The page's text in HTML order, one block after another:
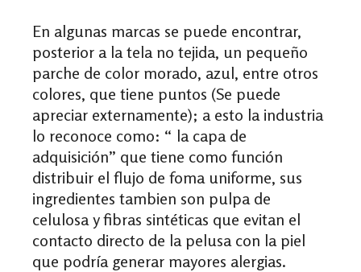
En algunas marcas se puede encontrar,
posterior a la tela no tejida, un pequeño
parche de color morado, azul, entre otros
colores, que tiene puntos (Se puede
apreciar externamente); a esto la industria
lo reconoce como: “ la capa de
adquisición” que tiene como función
distribuir el flujo de foma uniforme, sus
ingredientes tambien son pulpa de
celulosa y fibras sintéticas que evitan el
contacto directo de la pelusa con la piel
que podría generar mayores alergias.